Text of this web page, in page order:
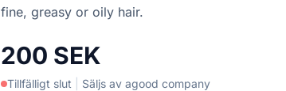
fine, greasy or oily hair.
200 SEK
Tillfälligt slut Säljs av agood company